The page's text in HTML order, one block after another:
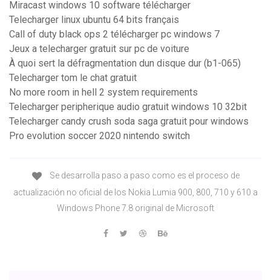
Miracast windows 10 software télécharger
Telecharger linux ubuntu 64 bits français
Call of duty black ops 2 télécharger pc windows 7
Jeux a telecharger gratuit sur pc de voiture
À quoi sert la défragmentation dun disque dur (b1-065)
Telecharger tom le chat gratuit
No more room in hell 2 system requirements
Telecharger peripherique audio gratuit windows 10 32bit
Telecharger candy crush soda saga gratuit pour windows
Pro evolution soccer 2020 nintendo switch
Se desarrolla paso a paso como es el proceso de
actualización no oficial de los Nokia Lumia 900, 800, 710 y 610 a
Windows Phone 7.8 original de Microsoft